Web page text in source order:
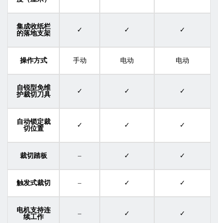
集成收纸栏
的落地支架
✓ ✓ ✓
操作方式 手动 电动 电动
自锐型免维
护裁切刀具
✓ ✓ ✓
自动锁定裁
切位置
✓ ✓ ✓
裁切踏板 – ✓ ✓
触发式裁切 – ✓ ✓
电机支持连
续工作
– ✓ ✓